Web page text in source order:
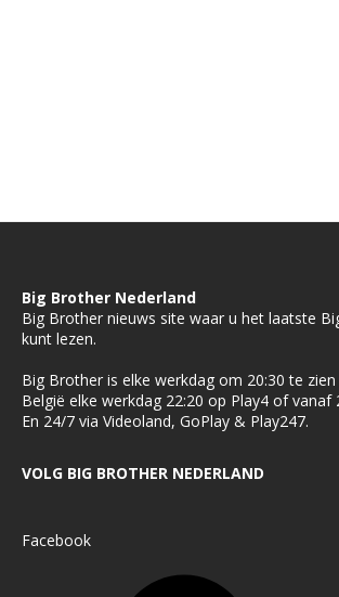
Big Brother Nederland
Big Brother nieuws site waar u het laatste
kunt lezen.
Big Brother is elke werkdag om 20:30 te
België elke werkdag 22:20 op Play4 of vanaf
En 24/7 via Videoland, GoPlay & Play247.
VOLG BIG BROTHER NEDERLAND
Facebook